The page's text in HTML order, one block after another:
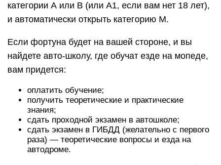
категории А или В (или А1, если вам нет 18 лет),
и автоматически открыть категорию М.
Если фортуна будет на вашей стороне, и вы
найдете авто-школу, где обучат езде на мопеде,
вам придется:
оплатить обучение;
получить теоретические и практические
знания;
сдать проходной экзамен в автошколе;
сдать экзамен в ГИБДД (желательно с первого
раза) — теоретические вопросы и езда на
автодроме.